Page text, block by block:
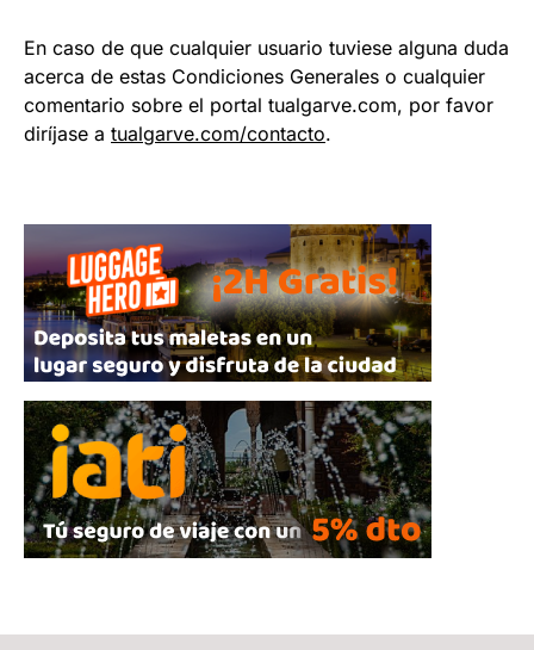
En caso de que cualquier usuario tuviese alguna duda
acerca de estas Condiciones Generales o cualquier
comentario sobre el portal tualgarve.com, por favor
diríjase a tualgarve.com/contacto.